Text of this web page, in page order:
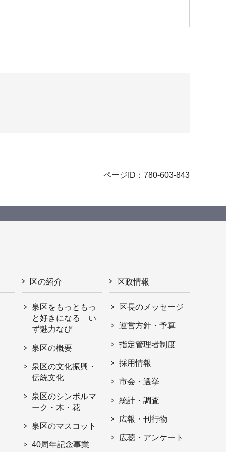
ページID：780-603-843
区の紹介
泉区をもっともっ
と好きになる い
ず魅力なび
泉区の概要
泉区の文化振興・
伝統文化
泉区のシンボルマ
ーク・木・花
泉区のマスコット
40周年記念事業
区政情報
区長のメッセージ
運営方針・予算
指定管理者制度
採用情報
市会・選挙
統計・調査
広報・刊行物
広聴・アンケート